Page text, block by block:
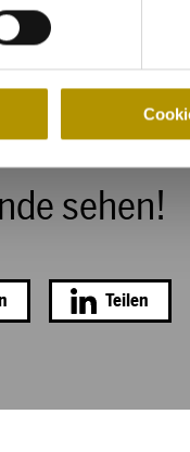
sehen!
Teilen